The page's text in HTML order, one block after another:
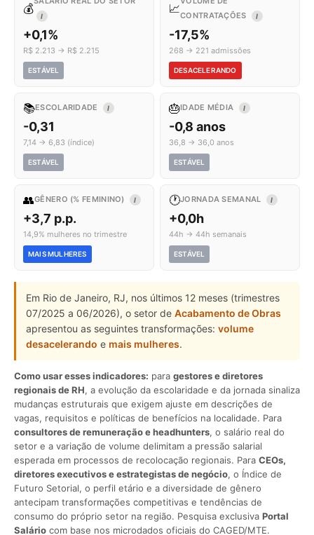
💰
I
+0,1%
R$ 2.213 → R$ 2.215
ESTÁVEL
📈CONTRATAÇÕES
I
-17,5%
268 → 221 admissões
DESACELERANDO
📚ESCOLARIDADE I
-0,31
7,14 → 6,83 (índice)
ESTÁVEL
🎂IDADE MÉDIA I
-0,8 anos
36,8 → 36,0 anos
ESTÁVEL
👥GÊNERO (% FEMININO) I
+3,7 p.p.
14,9% mulheres no trimestre
MAIS MULHERES
🕐JORNADA SEMANAL I
+0,0h
44h → 44h semanais
ESTÁVEL
Em Rio de Janeiro, RJ, nos últimos 12 meses (trimestres
07/2025 a 06/2026), o setor de Acabamento de Obras
apresentou as seguintes transformações: volume
desacelerando e mais mulheres.
Como usar esses indicadores: para gestores e diretores
regionais de RH, a evolução da escolaridade e da jornada sinaliza
mudanças estruturais que exigem ajuste em descrições de
vagas, requisitos e políticas de benefícios na localidade. Para
consultores de remuneração e headhunters, o salário real do
setor e a variação de volume delimitam a pressão salarial
esperada em processos de recolocação regionais. Para CEOs,
diretores executivos e estrategistas de negócio, o Índice de
Futuro Setorial, o perfil etário e a diversidade de gênero
antecipam transformações competitivas e tendências de
consumo do próprio setor na região. Pesquisa exclusiva Portal
Salário com base nos microdados oficiais do CAGED/MTE.